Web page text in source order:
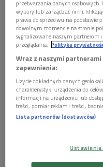
"Księżniczka Éboli", jeden z
przetwarzania danych
wybory lub zarządzać nimi,
prawa do sprzeciwu na podstawie
dowolnym momencie na stronie
sygnalizowane naszym partnerom
przeglądania. Polityka
Wraz z naszymi
zapewnienia:
Użycie dokładnych danych
charakterystyki urządzenia do
informacji na urządzeniu lub
treści, pomiar reklam i treści,
Lista partnerów (dostawców)
Ustawienia